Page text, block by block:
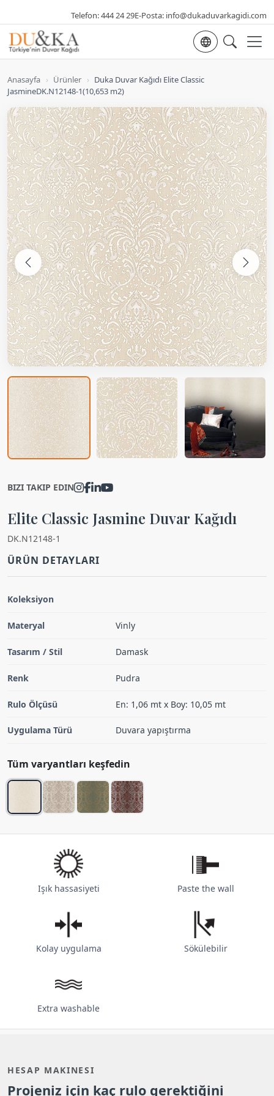
Telefon:444 24 29E-Posta: info@dukaduvarkagidi.com
Dil seçimi
Anasayfa › Ürünler › Duka Duvar Kağıdı Elite Classic
JasmineDK.N12148-1(10,653 m2)
BIZI TAKIP EDIN
Elite Classic Jasmine Duvar Kağıdı
DK.N12148-1
ÜRÜN DETAYLARI
Koleksiyon
Materyal Vinly
Tasarım / Stil Damask
Renk Pudra
Rulo Ölçüsü En: 1,06 mt x Boy: 10,05 mt
Uygulama Türü Duvara yapıştırma
Tüm varyantları keşfedin
Işık hassasiyeti Paste the wall
Kolay uygulama Sökülebilir
Extra washable
HESAP MAKINESI
Projeniz için kaç rulo gerektiğini